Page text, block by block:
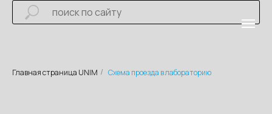
Главная страница UNIM / Схема проезда в лабораторию